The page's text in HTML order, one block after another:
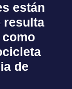
están
resulta
de